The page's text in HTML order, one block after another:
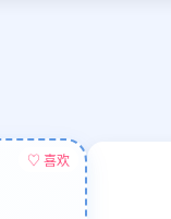
♡ 喜欢